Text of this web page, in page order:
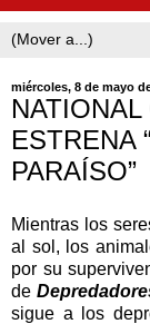
miércoles, 8 de mayo
ESTRENA
PARAÍSO”
Mientras los
al sol, los
por su
de
sigue a los